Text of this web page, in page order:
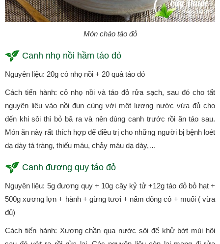
Món cháo táo đỏ
Canh nhọ nồi hầm táo đỏ
Nguyên liệu: 20g cỏ nhọ nồi + 20 quả táo đỏ
Cách tiến hành: cỏ nhọ nồi và táo đỏ rửa sạch, sau đó cho tất
nguyên liệu vào nồi đun cùng với một lượng nước vừa đủ cho
đến khi sôi thì bỏ bã ra và nên dùng canh trước rồi ăn táo sau.
Món ăn này rất thích hợp để điều trị cho những người bị bệnh loét
dạ dày tá tràng, thiếu máu, chảy máu dạ dày,…
Canh đương quy táo đỏ
Nguyên liệu: 5g đương quy + 10g cây kỷ tử +12g táo đỏ bỏ hạt +
500g xương lợn + hành + gừng tươi + nấm đông cô + muối ( vừa
đủ)
Cách tiến hành: Xương chần qua nước sôi để khử bớt mùi hôi